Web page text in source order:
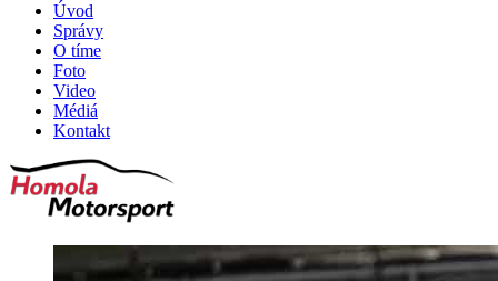
Úvod
Správy
O tíme
Foto
Video
Médiá
Kontakt